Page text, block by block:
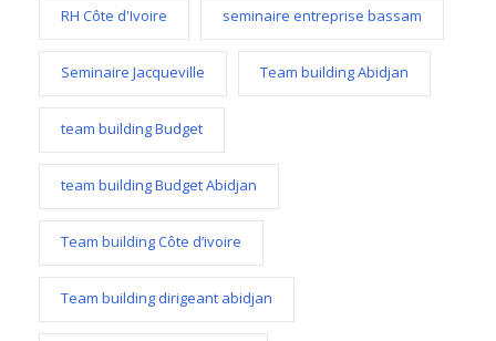
RH Côte d'Ivoire seminaire entreprise bassam
Seminaire Jacqueville Team building Abidjan
team building Budget
team building Budget Abidjan
Team building Côte d’ivoire
Team building dirigeant abidjan